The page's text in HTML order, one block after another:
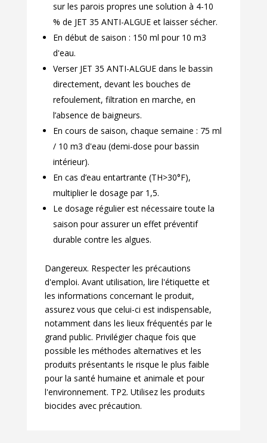
sur les parois propres une solution à 4-10
% de JET 35 ANTI-ALGUE et laisser sécher.
En début de saison : 150 ml pour 10 m3
d'eau.
Verser JET 35 ANTI-ALGUE dans le bassin
directement, devant les bouches de
refoulement, filtration en marche, en
l’absence de baigneurs.
En cours de saison, chaque semaine : 75 ml
/ 10 m3 d'eau (demi-dose pour bassin
intérieur).
En cas d’eau entartrante (TH>30°F),
multiplier le dosage par 1,5.
Le dosage régulier est nécessaire toute la
saison pour assurer un effet préventif
durable contre les algues.
Dangereux. Respecter les précautions
d'emploi. Avant utilisation, lire l'étiquette et
les informations concernant le produit,
assurez vous que celui-ci est indispensable,
notamment dans les lieux fréquentés par le
grand public. Privilégier chaque fois que
possible les méthodes alternatives et les
produits présentants le risque le plus faible
pour la santé humaine et animale et pour
l'environnement. TP2. Utilisez les produits
biocides avec précaution.